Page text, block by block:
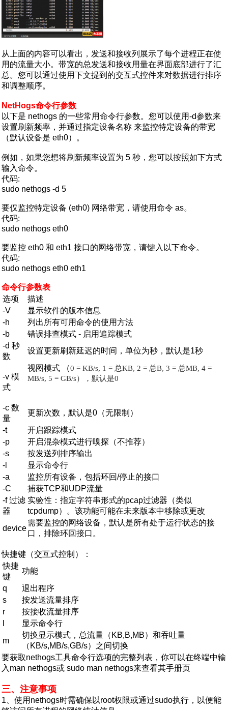
从上面的内容可以看出，发送和接收列展示了每个进程正在使
用的流量大小。带宽的总发送和接收用量在界面底部进行了汇
总。您可以通过使用下文提到的交互式控件来对数据进行排序
和调整顺序。
NetHogs命令行参数
以下是 nethogs 的一些常用命令行参数。您可以使用-d参数来
设置刷新频率，并通过指定设备名称 来监控特定设备的带宽
（默认设备是 eth0）。
例如，如果您想将刷新频率设置为 5 秒，您可以按照如下方式
输入命令。
代码:
sudo nethogs -d 5
要仅监控特定设备 (eth0) 网络带宽，请使用命令 as。
代码:
sudo nethogs eth0
要监控 eth0 和 eth1 接口的网络带宽，请键入以下命令。
代码:
sudo nethogs eth0 eth1
命令行参数表
选项
描述
-V
显示软件的版本信息
-h
列出所有可用命令的使用方法
-b
错误排查模式 - 启用追踪模式
-d 秒
数
设置更新刷新延迟的时间，单位为秒，默认是1秒
-v 模
式
视图模式 （0 = KB/s, 1 = 总KB, 2 = 总B, 3 = 总MB, 4 =
MB/s, 5 = GB/s） ， 默认是0
-c 数
量
更新次数，默认是0（无限制）
-t
开启跟踪模式
-p
开启混杂模式进行嗅探（不推荐）
-s
按发送列排序输出
-l
显示命令行
-a
监控所有设备，包括环回/停止的接口
-C
捕获TCP和UDP流量
-f 过滤
器
实验性：指定字符串形式的pcap过滤器（类似
tcpdump）。该功能可能在未来版本中移除或更改
device
需要监控的网络设备，默认是所有处于运行状态的接
口，排除环回接口。
快捷键（交互式控制）：
快捷
键
功能
q
退出程序
s
按发送流量排序
r
按接收流量排序
显示命令行
m
切换显示模式，总流量（KB,B,MB）和吞吐量
（KB/s,MB/s,GB/s）之间切换
要获取nethogs工具命令行选项的完整列表，你可以在终端中输
入man nethogs或 sudo man nethogs来查看其手册页
三、注意事项
1、使用nethogs时需确保以root权限或通过sudo执行，以便能